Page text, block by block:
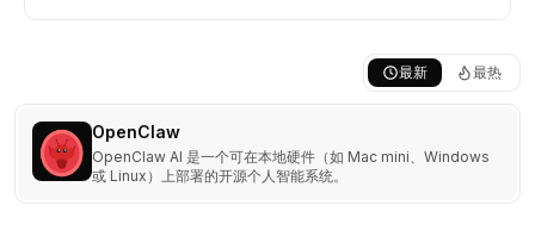
最新 最热
OpenClaw
OpenClaw AI 是一个可在本地硬件（如 Mac mini、Windows
或 Linux）上部署的开源个人智能系统。